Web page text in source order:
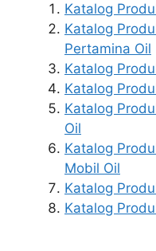
Katalog
Katalog
Pertamina Oil
Katalog
Katalog
Katalog
Oil
Katalog
Mobil Oil
Katalog
Katalog